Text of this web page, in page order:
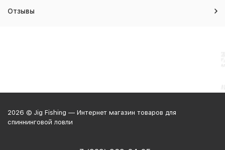
Отзывы
2026 © Jig Fishing — Интернет магазин товаров для
спиннинговой ловли